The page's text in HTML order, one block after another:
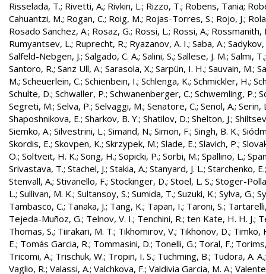
Risselada, T.; Rivetti, A.; Rivkin, L.; Rizzo, T.; Robens, Tania;
Cahuantzi, M.; Rogan, C.; Roig, M.; Rojas-Torres, S.; Rojo, J.;
Rosado Sanchez, A.; Rosaz, G.; Rossi, L.; Rossi, A.; Rossmanith,
Rumyantsev, L.; Ruprecht, R.; Ryazanov, A. I.; Saba, A.; Sadykov,
Salfeld-Nebgen, J.; Salgado, C. A.; Salini, S.; Sallese, J. M.; Salmi, T.
Santoro, R.; Sanz Ull, A.; Sarasola, X.; Sarpün, I. H.; Sauvain, M.;
M.; Scheuerlein, C.; Schienbein, I.; Schlenga, K.; Schmickler, H.;
Schulte, D.; Schwaller, P.; Schwanenberger, C.; Schwemling, P.;
Segreti, M.; Selva, P.; Selvaggi, M.; Senatore, C.; Senol, A.; Serin,
Shaposhnikova, E.; Sharkov, B. Y.; Shatilov, D.; Shelton, J.;
Siemko, A.; Silvestrini, L.; Simand, N.; Simon, F.; Singh, B. K.;
Skordis, E.; Skovpen, K.; Skrzypek, M.; Slade, E.; Slavich, P.;
O.; Soltveit, H. K.; Song, H.; Sopicki, P.; Sorbi, M.; Spallino, L.;
Srivastava, T.; Stachel, J.; Stakia, A.; Stanyard, J. L.; Starchenko, E.
Stenvall, A.; Stivanello, F.; Stöckinger, D.; Stoel, L. S.; Stöger-
L.; Sullivan, M. K.; Sultansoy, S.; Sumida, T.; Suzuki, K.; Sylva, G.;
Tambasco, C.; Tanaka, J.; Tang, K.; Tapan, I.; Taroni, S.;
Tejeda-Muñoz, G.; Telnov, V. I.; Tenchini, R.; ten Kate, H. H. J.;
Thomas, S.; Tiirakari, M. T.; Tikhomirov, V.; Tikhonov, D.; Timko,
E.; Tomás Garcia, R.; Tommasini, D.; Tonelli, G.; Toral, F.;
Tricomi, A.; Trischuk, W.; Tropin, I. S.; Tuchming, B.; Tudora, A. A.
Vaglio, R.; Valassi, A.; Valchkova, F.; Valdivia Garcia, M. A.;